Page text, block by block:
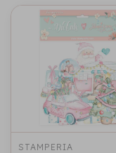
STAMPERIA